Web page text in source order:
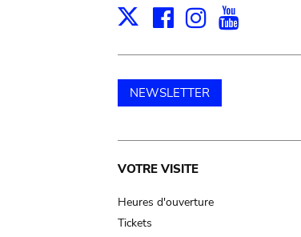
X Facebook
Instagram
NEWSLETTER
Main
navigation
VOTRE VISITE
Heures d'ouverture
Tickets